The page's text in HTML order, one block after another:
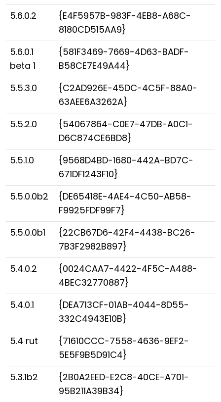
5.6.0.2
{E4F5957B-983F-4EB8-A68C-
8180CD515AA9}
5.6.0.1
beta 1
{581F3469-7669-4D63-BADF-
B58CE7E49A44}
5.5.3.0
{C2AD926E-45DC-4C5F-88A0-
63AEE6A3262A}
5.5.2.0
{54067864-C0E7-47DB-A0C1-
D6C874CE6BD8}
5.5.1.0
{9568D4BD-1680-442A-BD7C-
671DF1243F10}
5.5.0.0b2
{DE65418E-4AE4-4C50-AB58-
F9925FDF99F7}
5.5.0.0b1
{22CB67D6-42F4-4438-BC26-
7B3F2982B897}
5.4.0.2
{0024CAA7-4422-4F5C-A488-
4BEC32770887}
5.4.0.1
{DEA713CF-01AB-4044-8D55-
332C4943E10B}
5.4 rut
{71610CCC-7558-4636-9EF2-
5E5F9B5D91C4}
5.3.1b2
{2B0A2EED-E2C8-40CE-A701-
95B211A39B34}